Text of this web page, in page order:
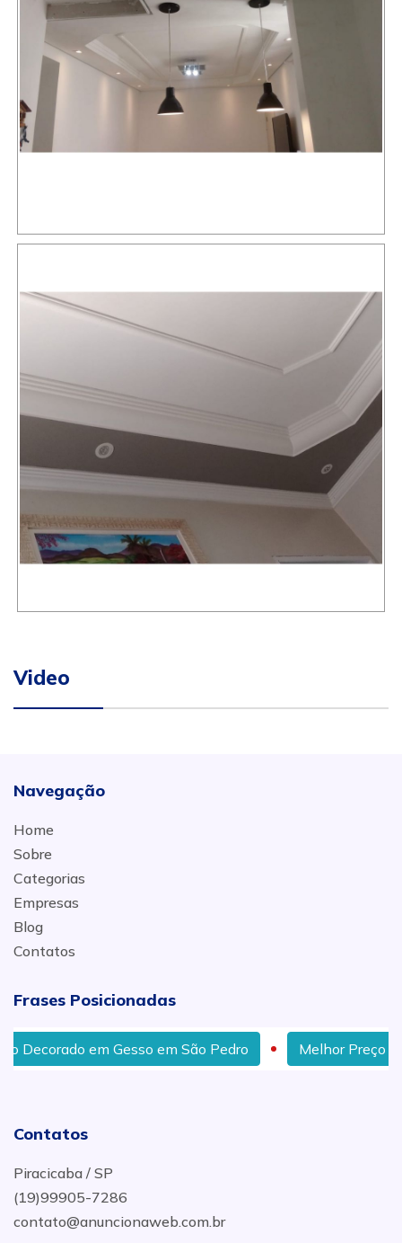
Video
Navegação
Home
Sobre
Categorias
Empresas
Blog
Contatos
Frases Posicionadas
em Gesso em São Pedro Melhor Preço de
Contatos
Piracicaba / SP
(19)99905-7286
contato@anuncionaweb.com.br